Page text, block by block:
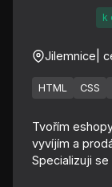
k
Jilemnice |
HTML CSS
Tvořím
vyvíjím a
Specializuji se